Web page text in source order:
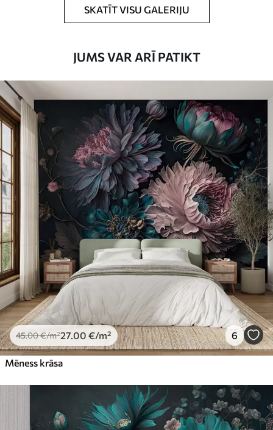
Tapetes var viegli notīrīt ar mīkstu sūkli.
Tapetes ar lakas pārklājumu var tīrīt ar
Viengabala lietojums
Pieejamie materiāli
Standarts
.0027.00 €/m²
Premium
.6734.00 €/m²
Premium vinils
65.0039.00 €/m²
Peel and Stick
81.6548.99€/m²
SKATĪT VISU GALERIJU
JUMS VAR ARĪ PATIKT
45.00€/m²27 .00 €/m² 6
Mēness krāsa